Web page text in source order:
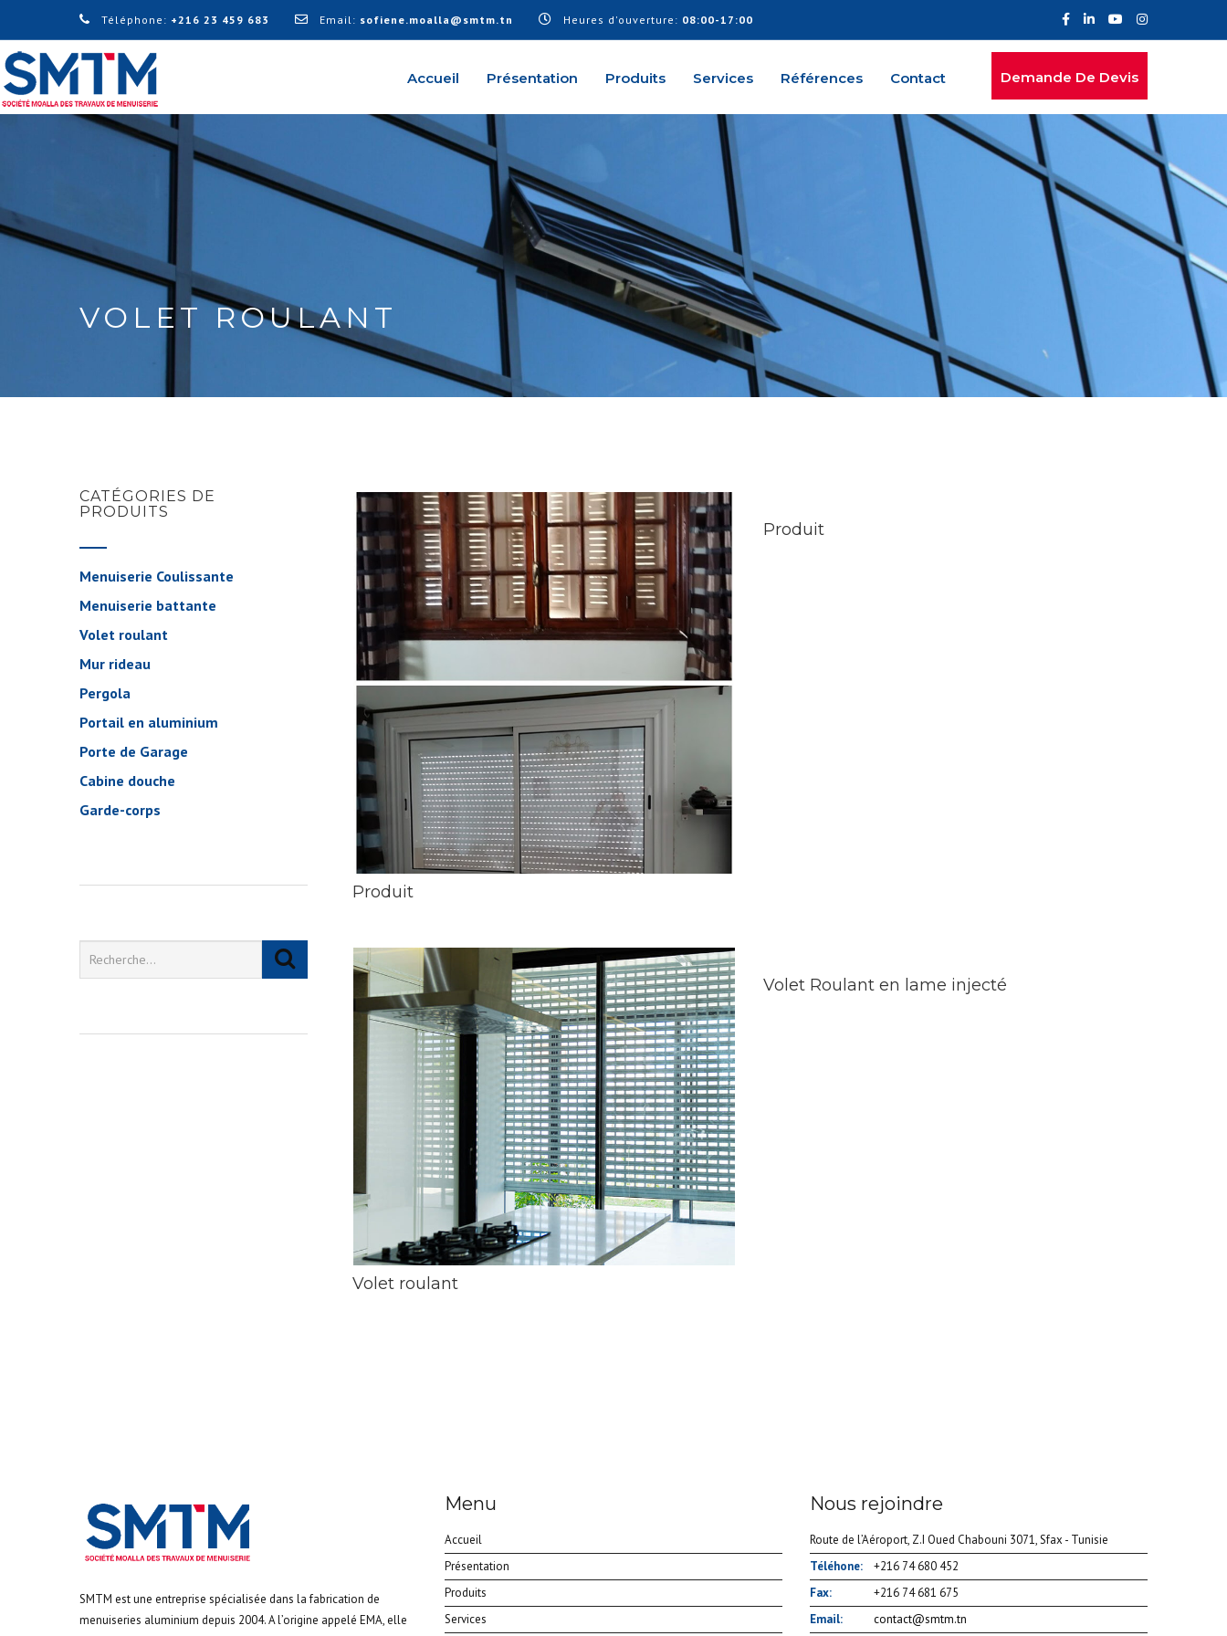
Téléphone: +216 23 459 683 Email: sofiene.moalla@smtm.tn Heures d'ouverture: 08:00-17:00
Accueil Présentation Produits Services Références Contact Demande De Devis
VOLET ROULANT
CATÉGORIES DE
PRODUITS
Menuiserie Coulissante
Menuiserie battante
Volet roulant
Mur rideau
Pergola
Portail en aluminium
Porte de Garage
Cabine douche
Garde-corps
Produit
Produit
Volet roulant
Volet Roulant en lame injecté
SMTM est une entreprise spécialisée dans la fabrication de
menuiseries aluminium depuis 2004. A l’origine appelé EMA, elle
Menu
Accueil
Présentation
Produits
Services
Nous rejoindre
Route de l’Aéroport, Z.I Oued Chabouni 3071, Sfax - Tunisie
Téléhone:
+216 74 680 452
Fax:
+216 74 681 675
Email:
contact@smtm.tn